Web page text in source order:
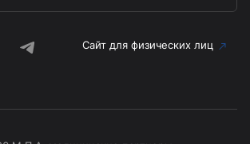
Сайт для физических лиц